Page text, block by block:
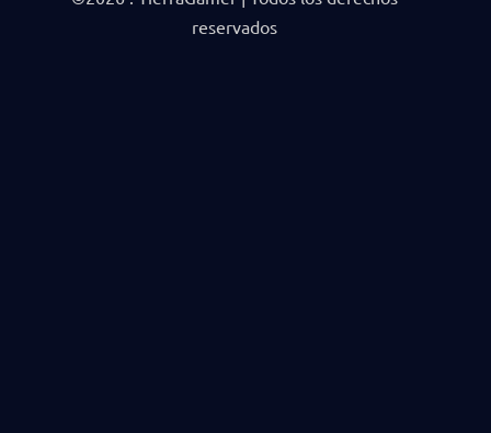
reservados